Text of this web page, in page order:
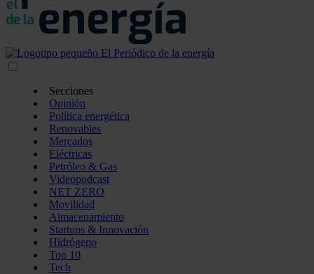
Secciones
Opinión
Política energética
Renovables
Mercados
Eléctricas
Petróleo & Gas
Videopodcast
NET ZERO
Movilidad
Almacenamiento
Startups & Innovación
Hidrógeno
Top 10
Tech